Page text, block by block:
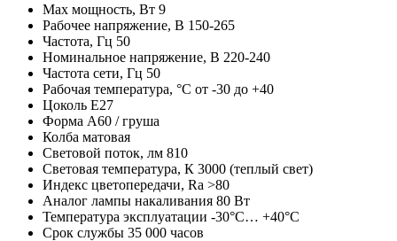
Max мощность, Вт 9
Рабочее напряжение, В 150-265
Частота, Гц 50
Номинальное напряжение, В 220-240
Частота сети, Гц 50
Рабочая температура, °C от -30 до +40
Цоколь E27
Форма А60 / груша
Колба матовая
Световой поток, лм 810
Световая температура, К 3000 (теплый свет)
Индекс цветопередачи, Ra ˃80
Аналог лампы накаливания 80 Вт
Температура эксплуатации -30°C… +40°C
Срок службы 35 000 часов